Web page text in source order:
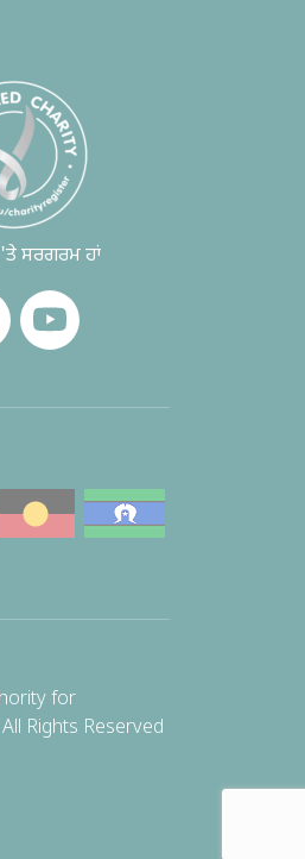
ਸਰਗਰਮ ਹਾਂ
for
Rights Reserved